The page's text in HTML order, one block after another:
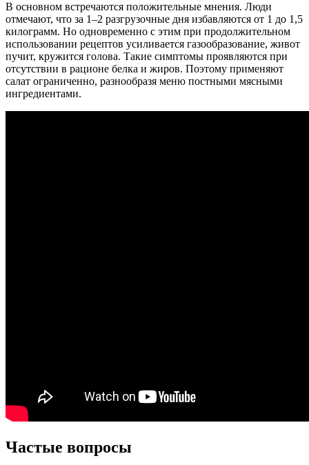
В основном встречаются положительные мнения. Люди
отмечают, что за 1–2 разгрузочные дня избавляются от 1 до 1,5
килограмм. Но одновременно с этим при продолжительном
использовании рецептов усиливается газообразование, живот
пучит, кружится голова. Такие симптомы проявляются при
отсутствии в рационе белка и жиров. Поэтому применяют
салат ограниченно, разнообразя меню постными мясными
ингредиентами.
Частые вопросы